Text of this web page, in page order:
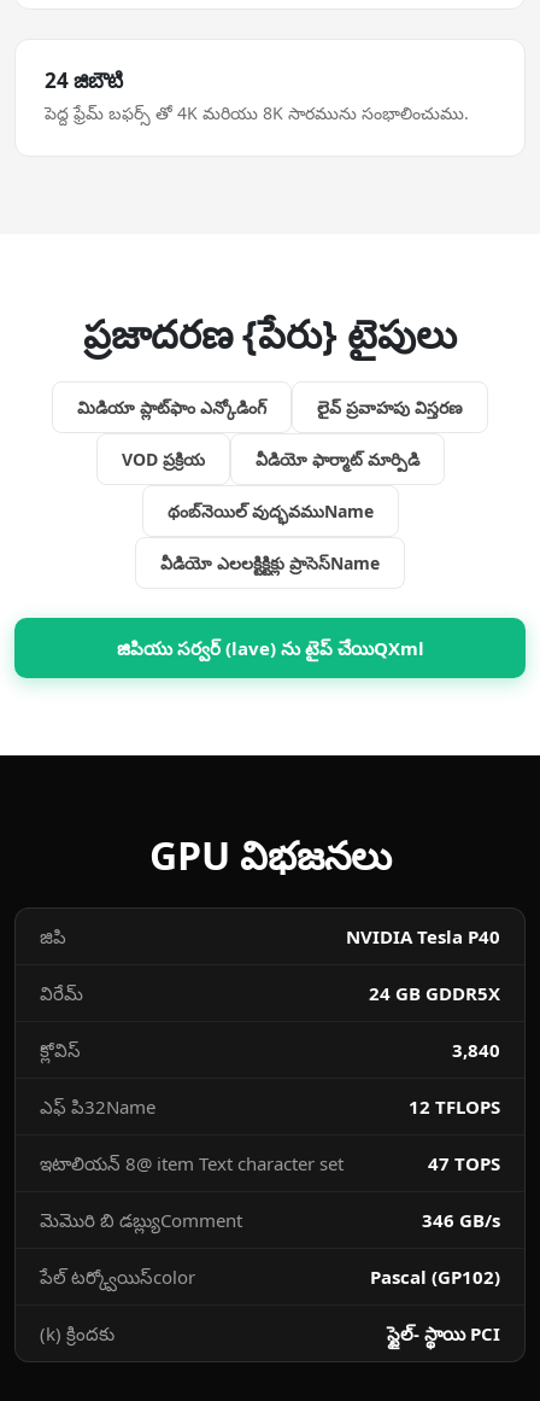
24 జిబౌటి
పెద్ద ఫ్రేమ్‌ బఫర్స్ తో 4K మరియు 8K సారమును సంభాలించుము.
ప్రజాదరణ {పేరు} టైపులు
మిడియా ప్లాట్‌ఫాం ఎన్కోడింగ్ లైవ్‌ ప్రవాహపు విస్తరణ
VOD ప్రక్రియ వీడియో ఫార్మాట్ మార్పిడి
థంబ్‌నెయిల్ వుద్భవముName
వీడియో ఎలలక్టిక్టిక్లు ప్రాసెస్Name
జిపియు సర్వర్ (lave) ను టైప్ చేయిQXml
GPU విభజనలు
జిపి NVIDIA Tesla P40
విరేమ్ 24 GB GDDR5X
క్లోవిస్‌ 3,840
ఎఫ్ పి32Name 12 TFLOPS
ఇటాలియన్ 8@ item Text character set 47 TOPS
మెమొరి బి డబ్ల్యుComment 346 GB/s
పేల్ టర్క్వోయిస్color Pascal (GP102)
(k) క్రిందకు స్టైల్- స్థాయి PCI